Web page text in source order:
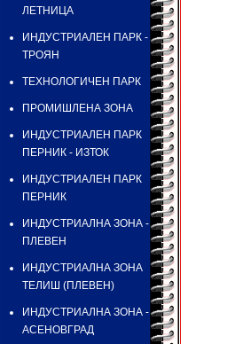
ЛЕТНИЦА
ИНДУСТРИАЛЕН ПАРК -
ТРОЯН
ТЕХНОЛОГИЧЕН ПАРК
ПРОМИШЛЕНА ЗОНА
ИНДУСТРИАЛЕН ПАРК
ПЕРНИК - ИЗТОК
ИНДУСТРИАЛЕН ПАРК
ПЕРНИК
ИНДУСТРИАЛНА ЗОНА -
ПЛЕВЕН
ИНДУСТРИАЛНА ЗОНА
ТЕЛИШ (ПЛЕВЕН)
ИНДУСТРИАЛНА ЗОНА -
АСЕНОВГРАД